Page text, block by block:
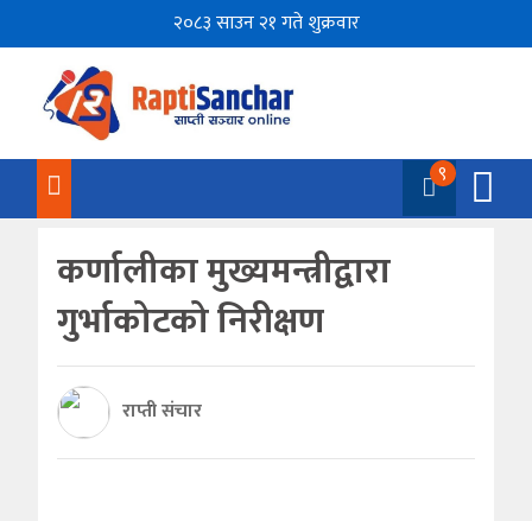
२०८३ साउन २१ गते शुक्रवार
९
कर्णालीका मुख्यमन्त्रीद्वारा
गुर्भाकोटको निरीक्षण
राप्ती संचार